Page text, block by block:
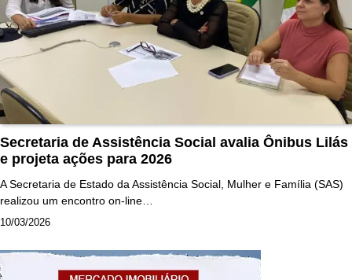
Secretaria de Assistência Social avalia Ônibus Lilás
e projeta ações para 2026
A Secretaria de Estado da Assistência Social, Mulher e Família (SAS)
realizou um encontro on-line…
10/03/2026